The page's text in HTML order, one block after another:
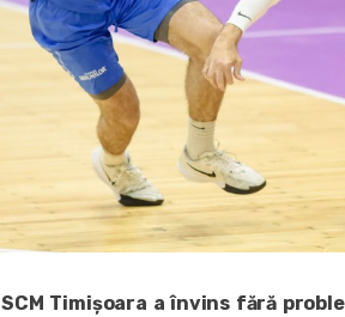
SCM Timișoara a învins fără